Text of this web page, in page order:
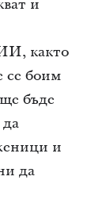
и
както
се боим
бъде
и
да